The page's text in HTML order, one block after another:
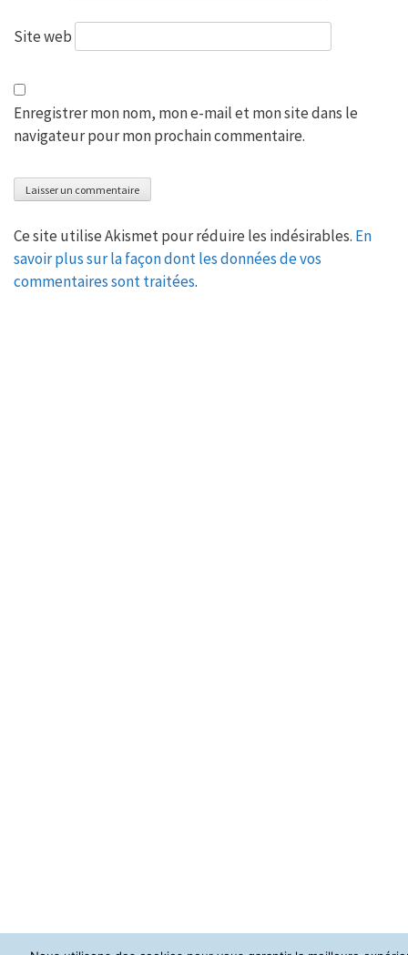
Site web
Enregistrer mon nom, mon e-mail et mon site dans le
navigateur pour mon prochain commentaire.
Ce site utilise Akismet pour réduire les indésirables. En
savoir plus sur la façon dont les données de vos
commentaires sont traitées.